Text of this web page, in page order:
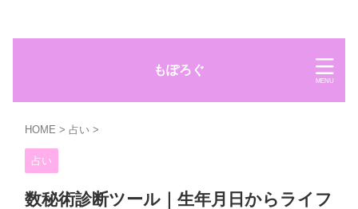
もぽろぐ
HOME > 占い >
占い
数秘術診断ツール｜生年月日からライフ